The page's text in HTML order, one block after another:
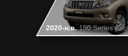
2020-н.в.150 Series